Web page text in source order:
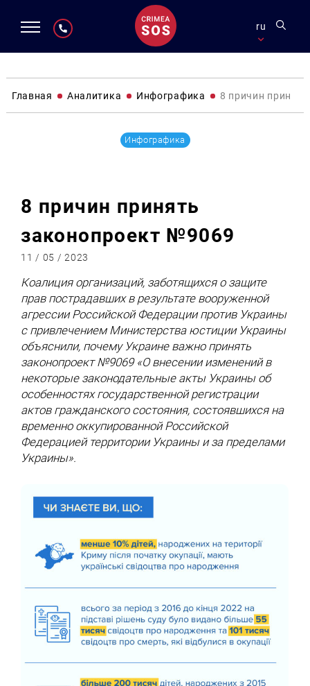
ru
Главная Аналитика Инфографика 8 причин
Инфографика
8 причин принять
законопроект №9069
11 / 05 / 2023
Коалиция организаций, заботящихся о защите
прав пострадавших в результате вооруженной
агрессии Российской Федерации против Украины
с привлечением Министерства юстиции Украины
объяснили, почему Украине важно принять
законопроект №9069 «О внесении изменений в
некоторые законодательные акты Украины об
особенностях государственной регистрации
актов гражданского состояния, состоявшихся на
временно оккупированной Российской
Федерацией территории Украины и за пределами
Украины».